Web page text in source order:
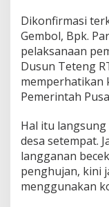
Dikonfirmasi
Gembol, Bpk.
pelaksanaan
Dusun Teteng
memperhatikan
Pemerintah
Hal itu
desa setempat.
langganan
penghujan, kini
menggunakan